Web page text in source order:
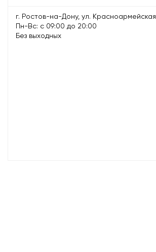
г. Ростов-на-Дону, ул. Красноармейская
Пн-Вс: с 09:00 до 20:00
Без выходных